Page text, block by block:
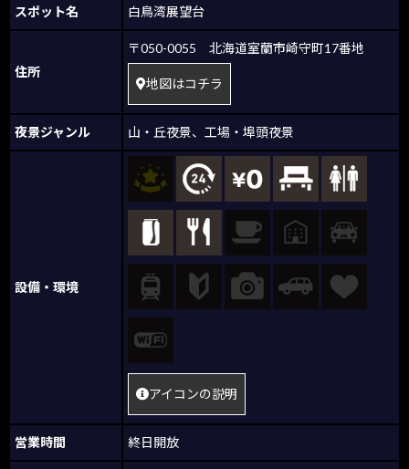
スポット名 白鳥湾展望台
住所
〒050-0055 北海道室蘭市崎守町17番地
地図はコチラ
夜景ジャンル 山・丘夜景、 工場・埠頭夜景
設備・環境
アイコンの説明
営業時間 終日開放